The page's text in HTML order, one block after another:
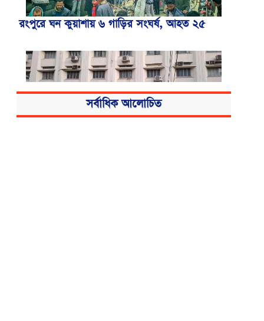
রংপুরে ঘন কুয়াশায় ৬ গাড়ির সংঘর্ষ, আহত ২৫
সর্বাধিক আলোচিত